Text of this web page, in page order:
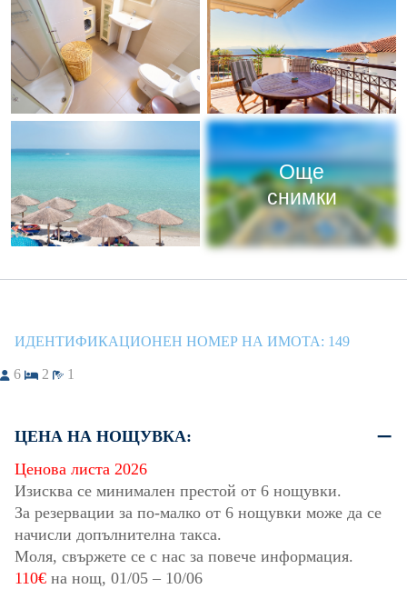
Още
снимки
ИДЕНТИФИКАЦИОНЕН НОМЕР НА ИМОТА: 149
6 2 1
ЦЕНА НА НОЩУВКА:
Ценова листа 2026
Изисква се минимален престой от 6 нощувки.
За резервации за по-малко от 6 нощувки може да се
начисли допълнителна такса.
Моля, свържете се с нас за повече информация.
110€ на нощ, 01/05 – 10/06